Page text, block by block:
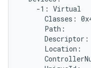
    -1: Virtual
Classes:
      Path:
      Location: